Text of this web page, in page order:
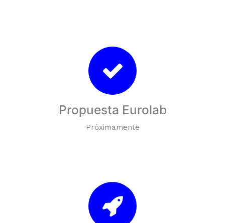
Propuesta Eurolab
Próximamente